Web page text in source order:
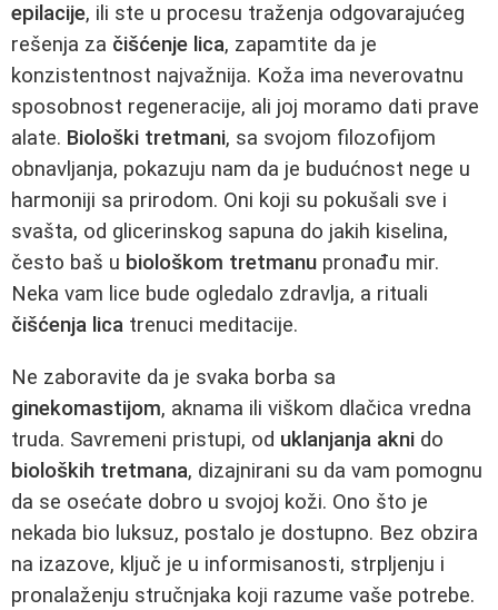
epilacije, ili ste u procesu traženja odgovarajućeg
rešenja za čišćenje lica, zapamtite da je
konzistentnost najvažnija. Koža ima neverovatnu
sposobnost regeneracije, ali joj moramo dati prave
alate. Biološki tretmani, sa svojom filozofijom
obnavljanja, pokazuju nam da je budućnost nege u
harmoniji sa prirodom. Oni koji su pokušali sve i
svašta, od glicerinskog sapuna do jakih kiselina,
često baš u biološkom tretmanu pronađu mir.
Neka vam lice bude ogledalo zdravlja, a rituali
čišćenja lica trenuci meditacije.
Ne zaboravite da je svaka borba sa
ginekomastijom, aknama ili viškom dlačica vredna
truda. Savremeni pristupi, od uklanjanja akni do
bioloških tretmana, dizajnirani su da vam pomognu
da se osećate dobro u svojoj koži. Ono što je
nekada bio luksuz, postalo je dostupno. Bez obzira
na izazove, ključ je u informisanosti, strpljenju i
pronalaženju stručnjaka koji razume vaše potrebe.